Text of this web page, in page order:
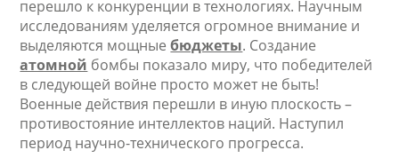
перешло к конкуренции в технологиях. Научным
исследованиям уделяется огромное внимание и
выделяются мощныебюджеты. Создание
атомной бомбы показало миру, что победителей
в следующей войне просто может не быть!
Военные действия перешли в иную плоскость –
противостояние интеллектов наций. Наступил
период научно-технического прогресса.